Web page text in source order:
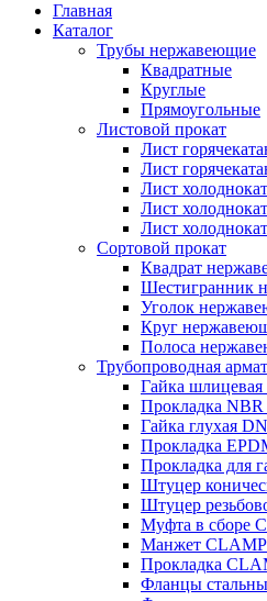
Главная
Каталог
Трубы нержавеющие
Квадратные
Круглые
Прямоугольные
Листовой прокат
Лист
Лист
Лист
Лист
Лист
Сортовой прокат
Квадрат
Шестигранник
Уголок
Круг
Полоса
Трубопроводная
Гайка
Прокладка
Гайка глухая DN
Прокладка
Прокладка для
Штуцер
Штуцер
Муфта в сборе
Манжет
Прокладка
Фланцы